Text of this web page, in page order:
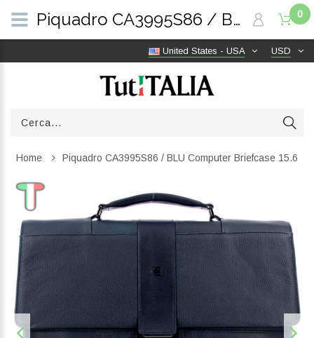
USD
United States - USA
0
Home Piquadro CA3995S86 / BLU Computer Briefcase 15.6
Piquadro CA3995S86 / BLU Computer Briefcase 15.6 | TutITALIA